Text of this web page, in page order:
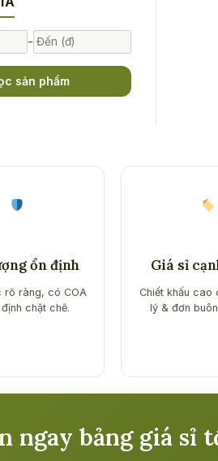
-
sản phẩm
ổn định
rõ ràng, có COA
chặt chẽ.
Giá sỉ
Chiết khấu cao
lý & đơn
ngay bảng giá sỉ